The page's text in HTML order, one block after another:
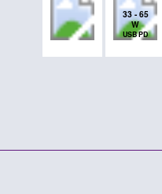
33 - 65
W
USB PD